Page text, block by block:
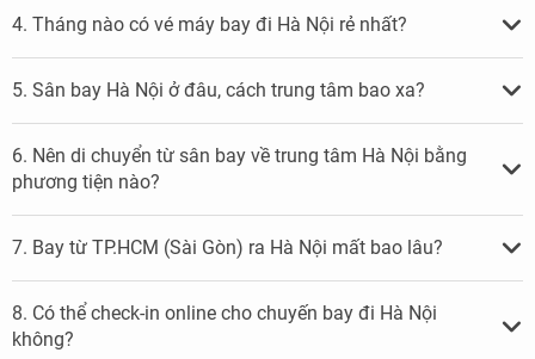
4. Tháng nào có vé máy bay đi Hà Nội rẻ nhất?
5. Sân bay Hà Nội ở đâu, cách trung tâm bao xa?
6. Nên di chuyển từ sân bay về trung tâm Hà Nội bằng
phương tiện nào?
7. Bay từ TP.HCM (Sài Gòn) ra Hà Nội mất bao lâu?
8. Có thể check-in online cho chuyến bay đi Hà Nội
không?